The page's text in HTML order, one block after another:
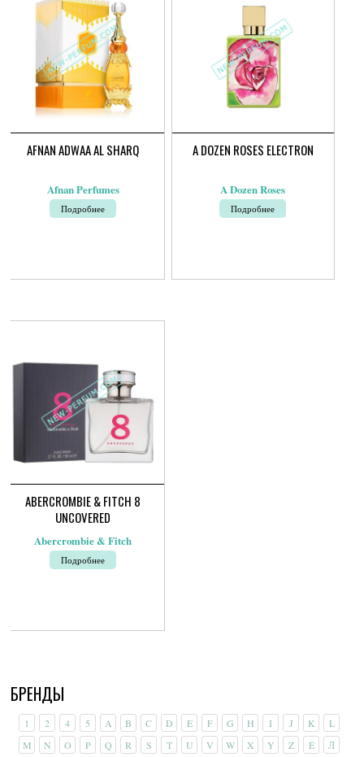
AFNAN ADWAA AL SHARQ
Afnan Perfumes
Подробнее
A DOZEN ROSES ELECTRON
A Dozen Roses
Подробнее
ABERCROMBIE & FITCH 8
UNCOVERED
Abercrombie & Fitch
Подробнее
БРЕНДЫ
1 2 4 5 A B C D E F G H I J K
L
M
N O P Q R S T U V W X Y Z É Л